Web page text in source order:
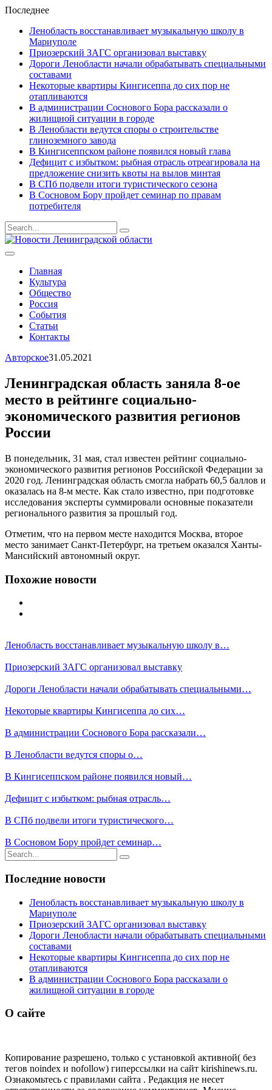
Последнее
Ленобласть восстанавливает музыкальную школу в
Мариуполе
Приозерский ЗАГС организовал выставку
Дороги Ленобласти начали обрабатывать специальными
составами
Некоторые квартиры Кингисеппа до сих пор не
отапливаются
В администрации Соснового Бора рассказали о
жилищной ситуации в городе
В Ленобласти ведутся споры о строительстве
глиноземного завода
В Кингисеппском районе появился новый глава
Дефицит с избытком: рыбная отрасль отреагировала на
предложение снизить квоты на вылов минтая
В СПб подвели итоги туристического сезона
В Сосновом Бору пройдет семинар по правам
потребителя
Результаты
поиска
Главная
Культура
Общество
Россия
События
Статьи
Контакты
Авторское31.05.2021
Ленинградская область заняла 8-ое
место в рейтинге социально-
экономического развития регионов
России
В понедельник, 31 мая, стал известен рейтинг социально-
экономического развития регионов Российской Федерации за
2020 год. Ленинградская область смогла набрать 60,5 баллов и
оказалась на 8-м месте. Как стало известно, при подготовке
исследования эксперты суммировали основные показатели
регионального развития за прошлый год.
Отметим, что на первом месте находится Москва, второе
место занимает Санкт-Петербург, на третьем оказался Ханты-
Мансийский автономный округ.
Похожие новости
Ленобласть восстанавливает музыкальную школу в…
Приозерский ЗАГС организовал выставку
Дороги Ленобласти начали обрабатывать специальными…
Некоторые квартиры Кингисеппа до сих…
В администрации Соснового Бора рассказали…
В Ленобласти ведутся споры о…
В Кингисеппском районе появился новый…
Дефицит с избытком: рыбная отрасль…
В СПб подвели итоги туристического…
В Сосновом Бору пройдет семинар…
Результаты
поиска
для
Последние новости
Ленобласть восстанавливает музыкальную школу в
Мариуполе
Приозерский ЗАГС организовал выставку
Дороги Ленобласти начали обрабатывать специальными
составами
Некоторые квартиры Кингисеппа до сих пор не
отапливаются
В администрации Соснового Бора рассказали о
жилищной ситуации в городе
О сайте
Копирование разрешено, только с установкой активной( без
тегов noindex и nofollow) гиперссылки на сайт kirishinews.ru.
Ознакомьтесь с правилами сайта . Редакция не несет